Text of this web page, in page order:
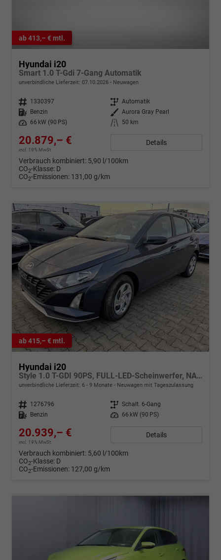
ab 413,– € mtl.
Hyundai i20
Smart 1.0 T-Gdi 7-Gang Automatik
unverbindliche Lieferzeit: 07.10.2026 Neuwagen
Fahrzeugnr. 1330397 Getriebe Automatik
Kraftstoff
Benzin Außenfarbe Aurora Gray Pearl
Leistung
66 kW (90 PS) Kilometerstand 50 km
20.879,– €
incl. 19% MwSt.
Details
Verbrauch kombiniert: 5,90 l/100km
CO2-Klasse: D
CO2-Emissionen: 131,00 g/km
ab 415,– € mtl.
Hyundai i20
Style 1.0 T-GDI 90PS, FULL-LED-Scheinwerfer, NAVI 10,25", Sitzheizung, 17" ALU, SmartKey, Induktives Laden, Klimaautomatik, Privacy-Glas, Parksensoren hinten, Rückfahrkamera, Tempomat, Beheiztes Lederlenkrad, Reserverad, Alarm, Armlehne, 4x elektr. Fensterhebe
unverbindliche Lieferzeit: 6 - 9 Monate Neuwagen mit Tageszulassung
Fahrzeugnr. 1276796 Getriebe Schalt. 6-Gang
Kraftstoff
Benzin Leistung 66 kW (90 PS)
20.939,– €
incl. 19% MwSt.
Details
Verbrauch kombiniert: 5,60 l/100km
CO2-Klasse: D
CO2-Emissionen: 127,00 g/km